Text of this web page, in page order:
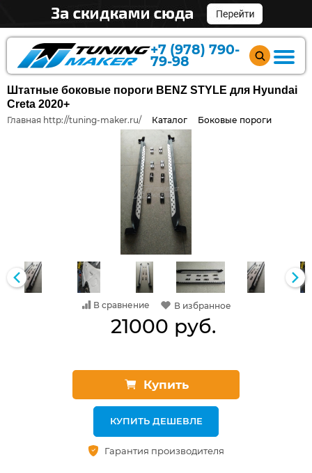
+7 (978) 790-
79-98
Штатные боковые пороги BENZ STYLE для Hyundai
Creta 2020+
Главная http://tuning-maker.ru/ Каталог Боковые пороги
В сравнение В избранное
21000 руб.
Купить
КУПИТЬ ДЕШЕВЛЕ
Гарантия производителя